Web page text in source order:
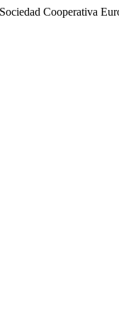
Cooperativa